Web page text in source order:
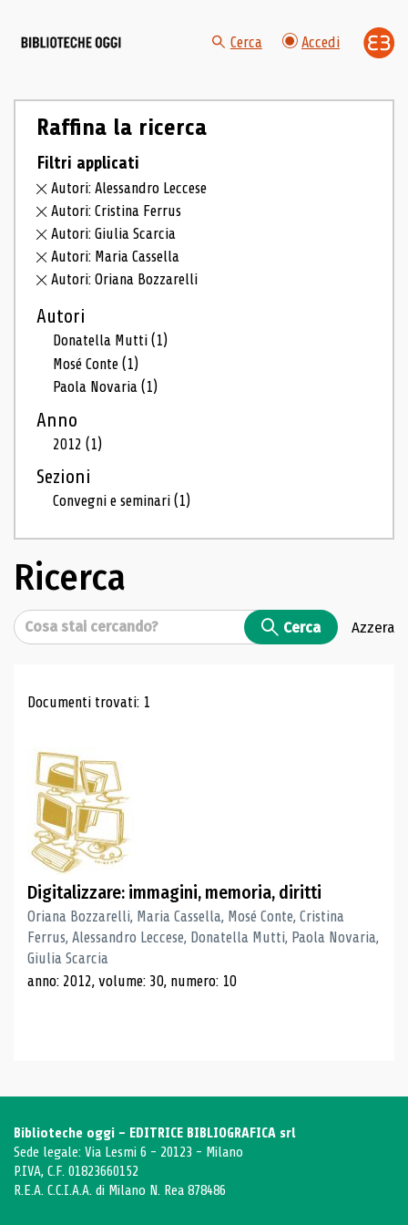
Cerca Accedi
Raffina la ricerca
Filtri applicati
Autori: Alessandro Leccese
Autori: Cristina Ferrus
Autori: Giulia Scarcia
Autori: Maria Cassella
Autori: Oriana Bozzarelli
Autori
Donatella Mutti(1)
Mosé Conte(1)
Paola Novaria(1)
Anno
2012(1)
Sezioni
Convegni e seminari(1)
Ricerca
Cerca Cerca Azzera
Risultati di ricerca
Documenti trovati: 1
Digitalizzare: immagini, memoria, diritti
Oriana Bozzarelli, Maria Cassella, Mosé Conte, Cristina
Ferrus, Alessandro Leccese, Donatella Mutti, Paola Novaria,
Giulia Scarcia
anno: 2012, volume: 30, numero: 10
Biblioteche oggi - EDITRICE BIBLIOGRAFICA srl
Sede legale: Via Lesmi 6 - 20123 - Milano
P.IVA, C.F. 01823660152
R.E.A. C.C.I.A.A. di Milano N. Rea 878486